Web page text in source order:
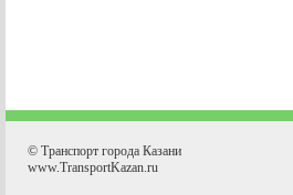
© Транспорт города Казани
www.TransportKazan.ru